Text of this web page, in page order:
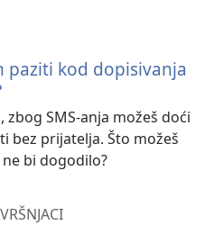
paziti kod dopisivanja
zbog SMS-anja možeš doći
bez prijatelja. Što možeš
bi dogodilo?